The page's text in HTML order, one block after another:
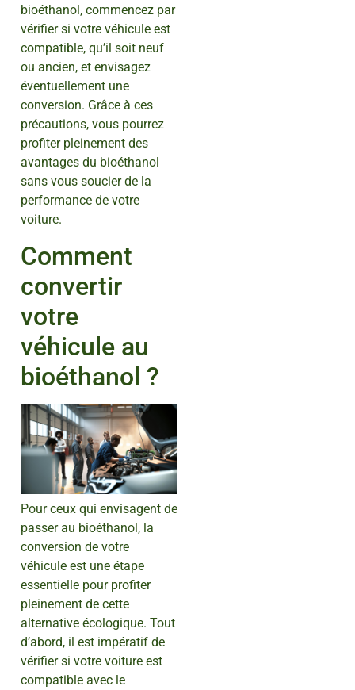
bioéthanol, commencez par
vérifier si votre véhicule est
compatible, qu’il soit neuf
ou ancien, et envisagez
éventuellement une
conversion. Grâce à ces
précautions, vous pourrez
profiter pleinement des
avantages du bioéthanol
sans vous soucier de la
performance de votre
voiture.
Comment
convertir
votre
véhicule au
bioéthanol ?
Pour ceux qui envisagent de
passer au bioéthanol, la
conversion de votre
véhicule est une étape
essentielle pour profiter
pleinement de cette
alternative écologique. Tout
d’abord, il est impératif de
vérifier si votre voiture est
compatible avec le